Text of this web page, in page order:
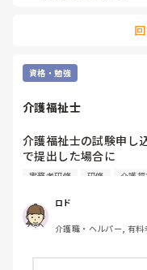
みなさん何かアドバイ
日この頃です
資格・勉強
介護福祉士
介護福祉士の試験申し
で提出した場合に
実務者研修修了証はど
実務者研修 研修 介護福
ロド
介護職・ヘルパー, 有